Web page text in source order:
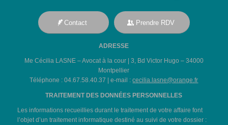
Contact Prendre RDV
ADRESSE
Me Cécilia LASNE – Avocat à la cour | 3, Bd Victor Hugo – 34000
Montpellier
Téléphone : 04.67.58.40.37 | e-mail :cecilia.lasne@orange.fr
TRAITEMENT DES DONNÉES PERSONNELLES
Les informations recueillies durant le traitement de votre affaire font
l’objet d’un traitement informatique destiné au suivi de votre dossier :